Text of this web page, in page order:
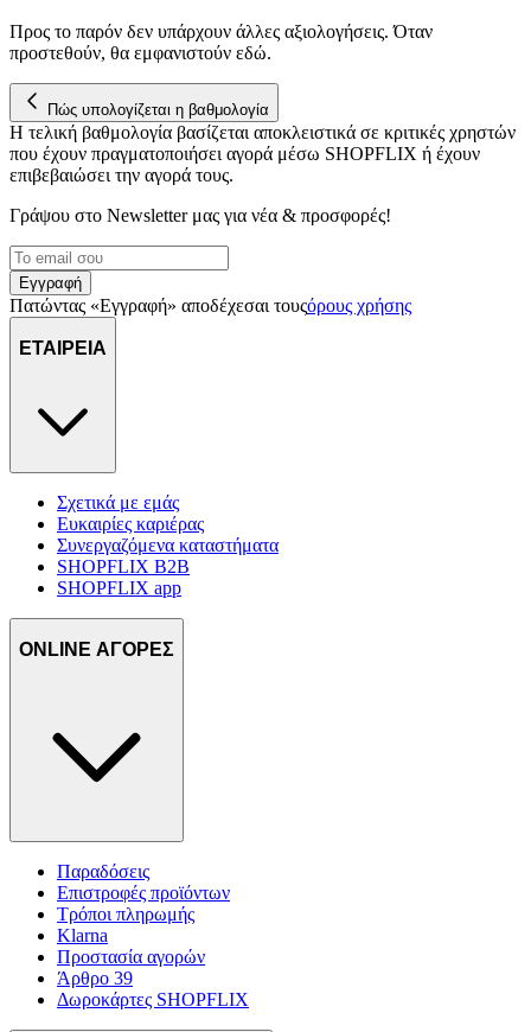
Προς το παρόν δεν υπάρχουν άλλες αξιολογήσεις. Όταν
προστεθούν, θα εμφανιστούν εδώ.
Πώς υπολογίζεται η βαθμολογία
Η τελική βαθμολογία βασίζεται αποκλειστικά σε κριτικές χρηστών
που έχουν πραγματοποιήσει αγορά μέσω SHOPFLIX ή έχουν
επιβεβαιώσει την αγορά τους.
Γράψου στο Νewsletter μας για νέα & προσφορές!
Εγγραφή
Πατώντας «Εγγραφή» αποδέχεσαι τουςόρους χρήσης
ΕΤΑΙΡΕΙΑ
Σχετικά με εμάς
Ευκαιρίες καριέρας
Συνεργαζόμενα καταστήματα
SHOPFLIX B2B
SHOPFLIX app
ONLINE ΑΓΟΡΕΣ
Παραδόσεις
Επιστροφές προϊόντων
Τρόποι πληρωμής
Klarna
Προστασία αγορών
Άρθρο 39
Δωροκάρτες SHOPFLIX